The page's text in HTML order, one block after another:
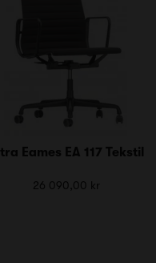
Eames EA 117 Tekstil
26 090,00 kr